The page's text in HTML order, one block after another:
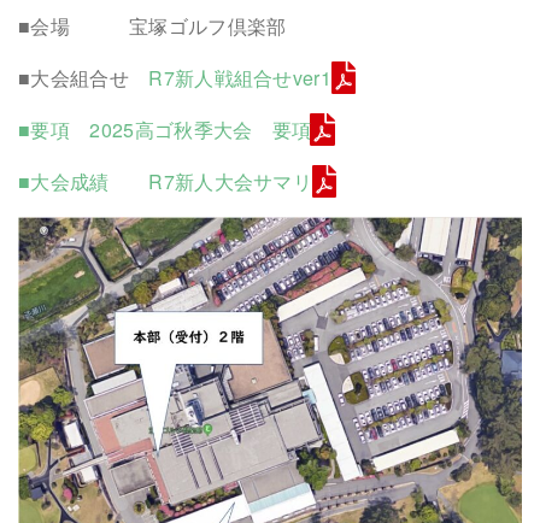
■会場 宝塚ゴルフ倶楽部
■大会組合せ R7新人戦組合せver1
■要項 2025高ゴ秋季大会 要項
■大会成績 R7新人大会サマリ